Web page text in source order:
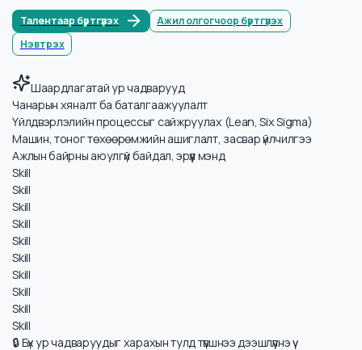
Ажлын байр харах
Бүртгүүлээд илүү ихийг мэдэх
Бүртгүүлснээр та илүү олон албан тушаалын цалингийн мэдээллийг
харах боломжтой болно.
Талентаар бүртгүүлэх
Ажил олгогчоор бүртгүүлэх
Нэвтрэх
Чанарын хяналт ба баталгаажуулалт
Үйлдвэрлэлийн процессыг сайжруулах (Lean, Six Sigma)
Машин, тоног төхөөрөмжийн ашиглалт, засвар үйлчилгээ
Ажлын байрны аюулгүй байдал, эрүүл мэнд
Skill
Skill